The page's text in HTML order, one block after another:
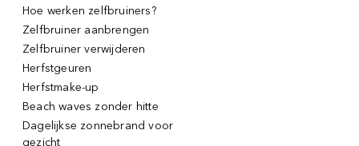
Hoe werken zelfbruiners?
Zelfbruiner aanbrengen
Zelfbruiner verwijderen
Herfstgeuren
Herfstmake-up
Beach waves zonder hitte
Dagelijkse zonnebrand voor
gezicht